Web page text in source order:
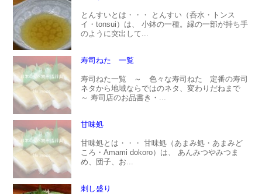
とんすいとは・・・ とんすい（呑水・トンス
イ・tonsui）は、 小鉢の一種。縁の一部が持ち手
のように突出して...
寿司ねた 一覧
寿司ねた一覧 ～ 色々な寿司ねた 定番の寿司
ネタから地域ならではのネタ、変わりだねまで
～ 寿司店のお品書き・...
甘味処
甘味処とは・・・ 甘味処（あまみ処・あまみど
ころ・Amami dokoro）は、 あんみつやみつま
め、団子、お...
刺し盛り